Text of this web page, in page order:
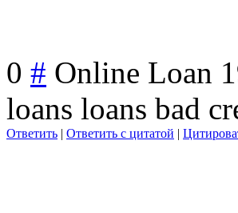
0 # Online Loan
loans loans bad
Ответить | Ответить с цитатой |